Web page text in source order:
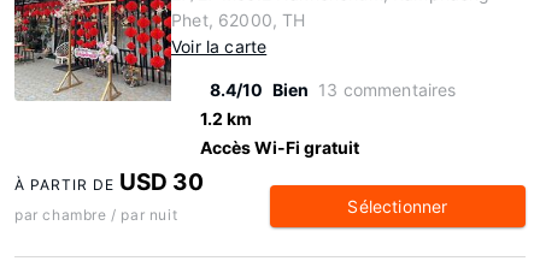
Phet, 62000, TH
Voir la carte
8.4/10 Bien 13 commentaires
1.2 km
Accès Wi-Fi gratuit
À PARTIR DE USD 30
par chambre / par nuit Sélectionner